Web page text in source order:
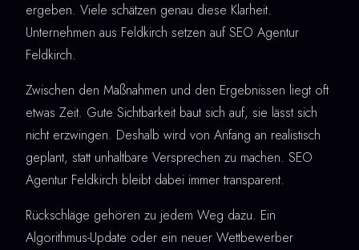
ergeben. Viele schätzen genau diese Klarheit.
Unternehmen aus Feldkirch setzen auf SEO Agentur
Feldkirch.
Zwischen den Maßnahmen und den Ergebnissen liegt oft
etwas Zeit. Gute Sichtbarkeit baut sich auf, sie lässt sich
nicht erzwingen. Deshalb wird von Anfang an realistisch
geplant, statt unhaltbare Versprechen zu machen. SEO
Agentur Feldkirch bleibt dabei immer transparent.
Rückschläge gehören zu jedem Weg dazu. Ein
Algorithmus-Update oder ein neuer Wettbewerber